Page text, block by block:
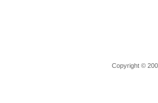
Copyright ©